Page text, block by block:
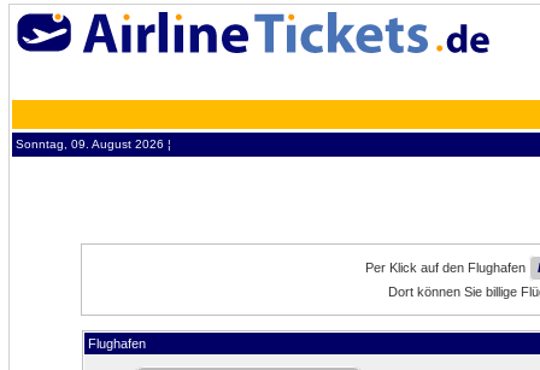
Sonntag, 09. August 2026 ¦
Per Klick auf den Flughafen
Dort können Sie billige
Flughafen